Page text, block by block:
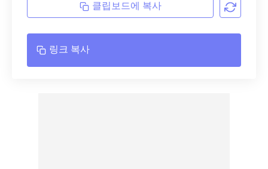
클립보드에 복사
링크 복사